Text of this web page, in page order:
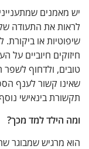
שמתעניינים
את התעודה שקיבלו
או ביקורת. להפך,
חיוביים על
ולדחוף לשפר היכן
קשור לענף
בינאישי נוסף.
למד מכך?
שמבוגר שהוא